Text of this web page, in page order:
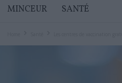
MINCEUR SANTÉ